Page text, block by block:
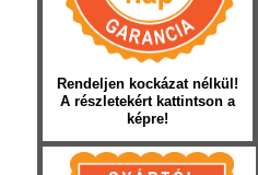
Rendeljen kockázat nélkül!
A részletekért kattintson a
képre!